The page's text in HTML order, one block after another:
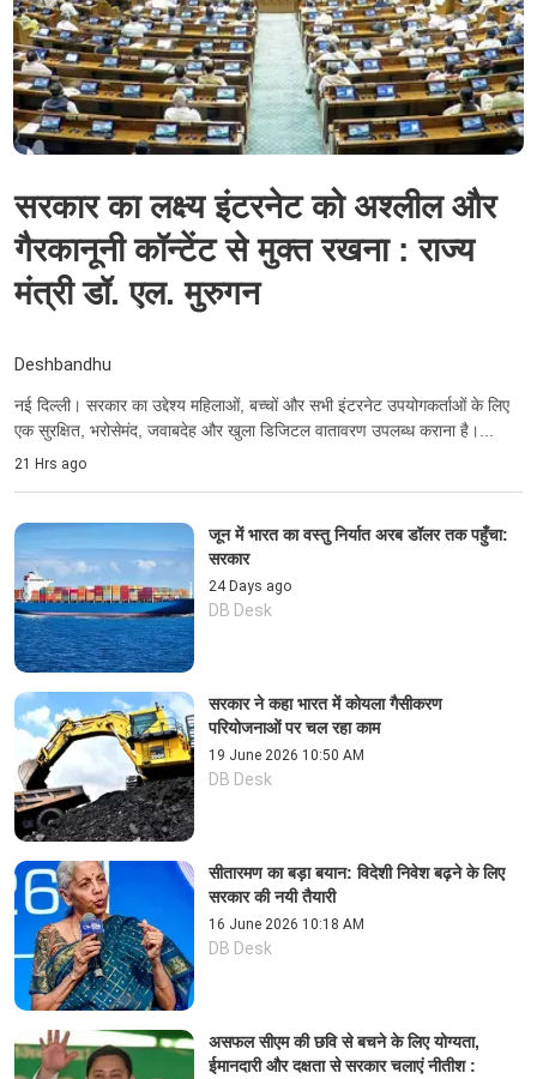
सरकार का लक्ष्य इंटरनेट को अश्लील और
गैरकानूनी कॉन्टेंट से मुक्त रखना : राज्य
मंत्री डॉ. एल. मुरुगन
Deshbandhu
नई दिल्ली। सरकार का उद्देश्य महिलाओं, बच्चों और सभी इंटरनेट उपयोगकर्ताओं के लिए
एक सुरक्षित, भरोसेमंद, जवाबदेह और खुला डिजिटल वातावरण उपलब्ध कराना है।...
21 Hrs ago
जून में भारत का वस्तु निर्यात अरब डॉलर तक पहुँचा:
सरकार
24 Days ago
DB Desk
सरकार ने कहा भारत में कोयला गैसीकरण
परियोजनाओं पर चल रहा काम
19 June 2026 10:50 AM
DB Desk
सीतारमण का बड़ा बयान: विदेशी निवेश बढ़ने के लिए
सरकार की नयी तैयारी
16 June 2026 10:18 AM
DB Desk
असफल सीएम की छवि से बचने के लिए योग्यता,
ईमानदारी और दक्षता से सरकार चलाएं नीतीश :